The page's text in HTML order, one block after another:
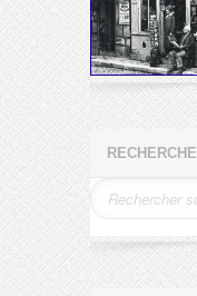
RECHERCHE